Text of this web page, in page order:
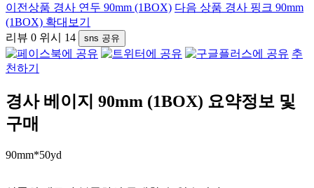
이전상품 경사 연두 90mm (1BOX) 다음 상품 경사 핑크 90mm
(1BOX) 확대보기
리뷰 0 위시 14 sns 공유
추
천하기
경사 베이지 90mm (1BOX) 요약정보 및
구매
90mm*50yd